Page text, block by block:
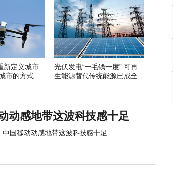
新定义城市
市的方式
光伏发电“一毛钱一度” 可再
生能源替代传统能源已成全
动感地带这波科技感十足
国移动动感地带这波科技感十足